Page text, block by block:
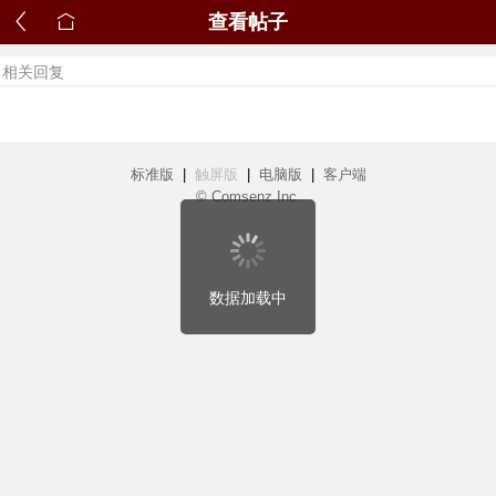
相关回复
标准版 触屏版 电脑版
客户端
© Comsenz Inc.
查看帖子
数据加载中